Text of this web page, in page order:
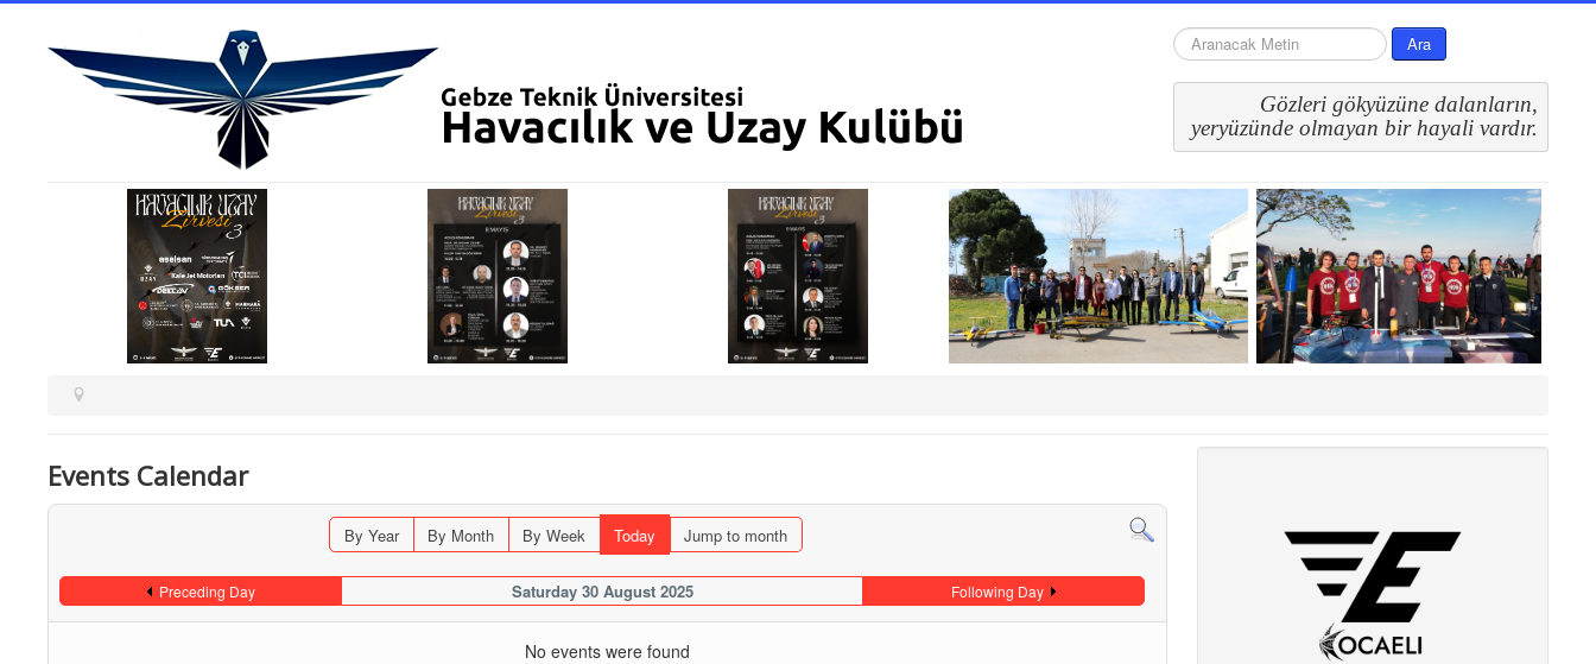
arama... Ara
Gözleri gökyüzüne dalanların,
yeryüzünde olmayan bir hayali vardır.
Events Calendar
By Year By Month By Week Today Jump to month
Preceding Day Saturday 30 August 2025 Following Day
No events were found